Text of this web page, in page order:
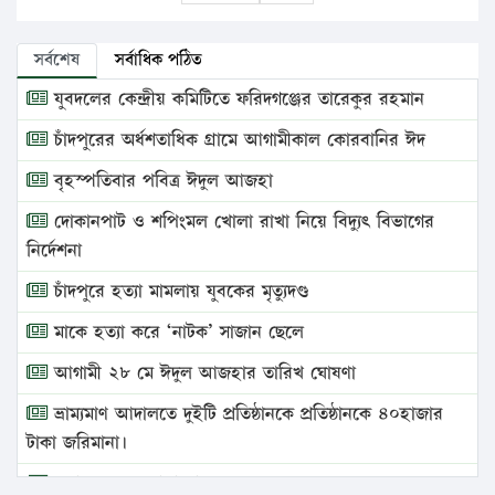
সর্বশেষ সর্বাধিক পঠিত
যুবদলের কেন্দ্রীয় কমিটিতে ফরিদগঞ্জের তারেকুর রহমান
চাঁদপুরের অর্ধশতাধিক গ্রামে আগামীকাল কোরবানির ঈদ
বৃহস্পতিবার পবিত্র ঈদুল আজহা
দোকানপাট ও শপিংমল খোলা রাখা নিয়ে বিদ্যুৎ বিভাগের
নির্দেশনা
চাঁদপুরে হত্যা মামলায় যুবকের মৃত্যুদণ্ড
মাকে হত্যা করে ‘নাটক’ সাজান ছেলে
আগামী ২৮ মে ঈদুল আজহার তারিখ ঘোষণা
ভ্রাম্যমাণ আদালতে দুইটি প্রতিষ্ঠানকে প্রতিষ্ঠানকে ৪০হাজার
টাকা জরিমানা।
এবার লঞ্চের ভাড়া বাড়ল